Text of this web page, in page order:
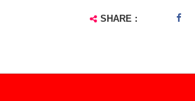
SHARE :
...